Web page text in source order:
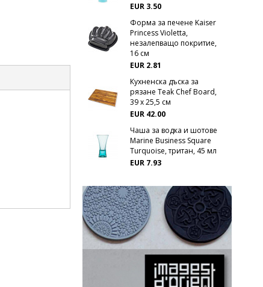
EUR 3.50
Форма за печене Kaiser
Princess Violetta,
незалепващо покритие,
16 см
EUR 2.81
Кухненска дъска за
рязане Teak Chef Board,
39 х 25,5 см
EUR 42.00
Чаша за водка и шотове
Marine Business Square
Turquoise, тритан, 45 мл
EUR 7.93